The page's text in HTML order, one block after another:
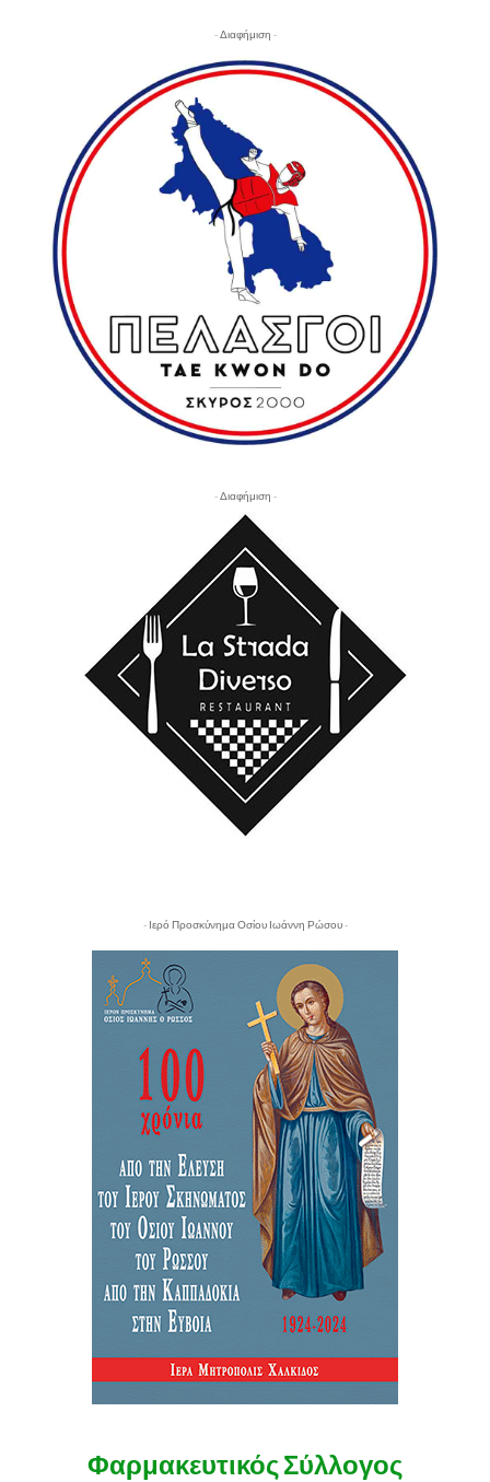
- Διαφήμιση -
- Διαφήμιση -
- Ιερό Προσκύνημα Οσίου Ιωάννη Ρώσου -
Φαρμακευτικός Σύλλογος